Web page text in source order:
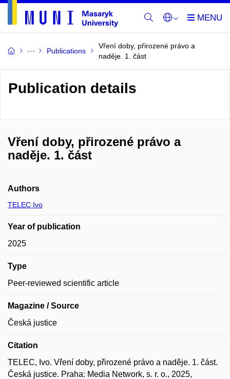
Publications
Vření doby, přirozené právo a
naděje. 1. část
Publication details
Vření doby, přirozené právo a
naděje. 1. část
Authors
TELEC Ivo
Year of publication
2025
Type
Peer-reviewed scientific article
Magazine / Source
Česká justice
Citation
TELEC, Ivo. Vření doby, přirozené právo a naděje. 1. část.
Česká justice. Praha: Media Network, s. r. o., 2025,